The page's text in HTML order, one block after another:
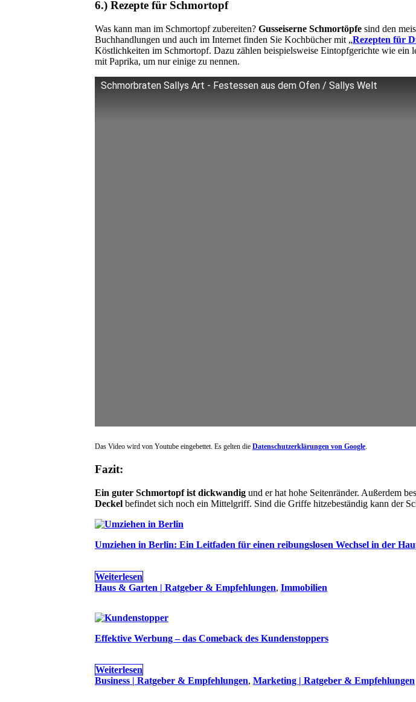
6.) Rezepte für Schmortopf
Was kann man im Schmortopf zubereiten? Gusseiserne Schmortöpfe sind den
Buchhandlungen und auch im Internet finden Sie Kochbücher mit „Rezepten für
Köstlichkeiten im Schmortopf. Dazu zählen beispielsweise Eintopfgerichte wie
mit Paprika, um nur einige zu nennen.
Schmorbraten Sallys Art - Festessen aus dem Ofen / Sallys Welt
Das Video wird von Youtube eingebettet. Es gelten die Datenschutzerklärungen von Google.
Fazit:
Ein guter Schmortopf ist dickwandig und er hat hohe Seitenränder. Außerdem
Deckel befindet sich noch ein Mittelgriff. Sind die Griffe hitzebeständig kann der
Umziehen in Berlin: Ein Leitfaden für einen reibungslosen Wechsel in der
Weiterlesen
Haus & Garten | Ratgeber & Empfehlungen, Immobilien
Effektive Werbung – das Comeback des Kundenstoppers
Weiterlesen
Business | Ratgeber & Empfehlungen, Marketing | Ratgeber & Empfehlungen